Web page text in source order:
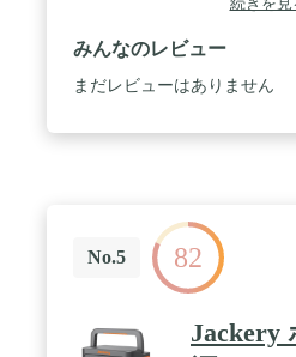
料はお客様ご負担となります
す。これは業界平均より5倍
リーズより38%高速です。
RIVER 2 の充電を忘れてい
短時間の間にフル充電されま
タブル電源には、電気自動
ン酸鉄リチウムイオンバッ
す。バッテリーの充放電を
業界平均500回に対して、
です(初期容量の80%以上を
も、約10年以上も使用する
みんなのレビュー
まだレビューはありません
No.5 82
Jackery